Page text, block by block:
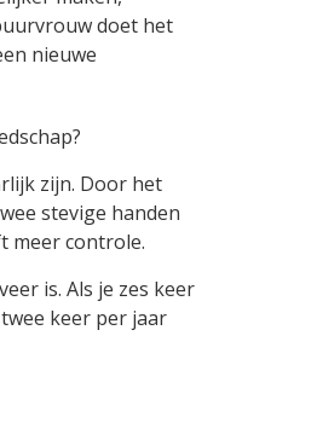
doet het
nieuwe
zijn. Door het
stevige handen
meer controle.
is. Als je zes keer
keer per jaar